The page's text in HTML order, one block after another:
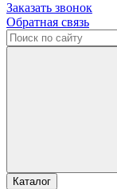
Заказать звонок
Обратная связь
Каталог